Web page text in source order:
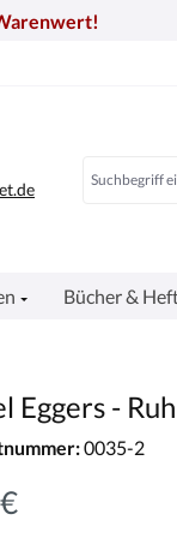
Bücher &
Eggers -
0035-2